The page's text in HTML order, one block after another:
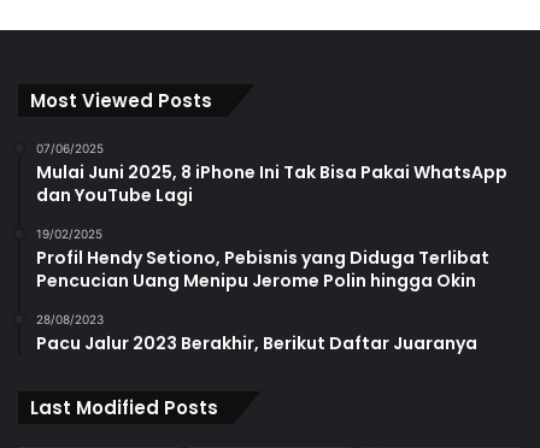
Most Viewed Posts
07/06/2025
Mulai Juni 2025, 8 iPhone Ini Tak Bisa Pakai WhatsApp
dan YouTube Lagi
19/02/2025
Profil Hendy Setiono, Pebisnis yang Diduga Terlibat
Pencucian Uang Menipu Jerome Polin hingga Okin
28/08/2023
Pacu Jalur 2023 Berakhir, Berikut Daftar Juaranya
Last Modified Posts